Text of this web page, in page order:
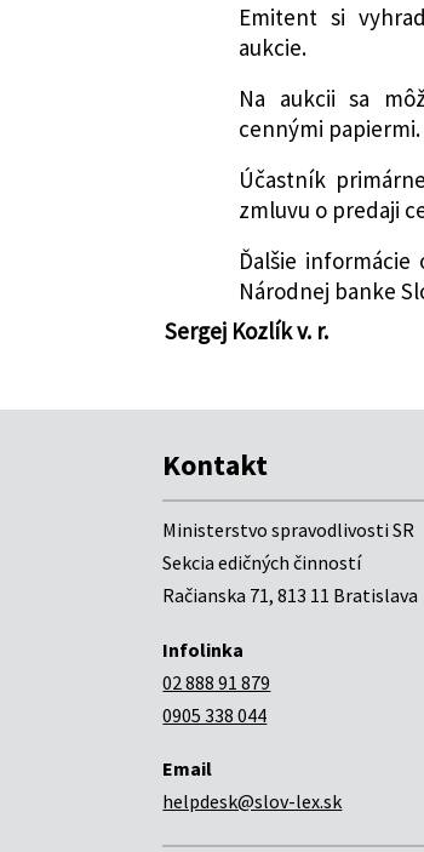
Emitent si
aukcie.
Na aukcii sa
cennými papiermi.
Účastník
zmluvu o predaji
Ďalšie
Národnej banke
Sergej Kozlík v. r.
Kontakt
Ministerstvo spravodlivosti SR
Sekcia edičných činností
Račianska 71, 813 11 Bratislava
Infolinka
02 888 91 879
0905 338 044
Email
helpdesk@slov-lex.sk